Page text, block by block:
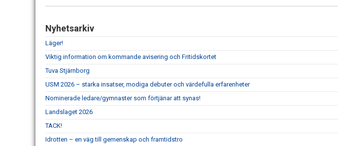
Nyhetsarkiv
Läger!
Viktig information om kommande avisering och Fritidskortet
Tuva Stjärnborg
USM 2026 – starka insatser, modiga debuter och värdefulla erfarenheter
Nominerade ledare/gymnaster som förtjänar att synas!
Landslaget 2026
TACK!
Idrotten – en väg till gemenskap och framtidstro